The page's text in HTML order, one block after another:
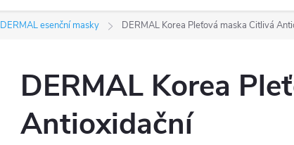
DERMAL esenční masky DERMAL Korea Pleťová maska Citlivá
DERMAL Korea
Antioxidační